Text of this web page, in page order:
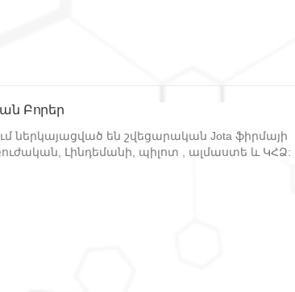
Բորեր
ներկայացված են շվեցարական Jota ֆիրմայի
Լինդեմանի, պիլոտ , ալմաստե և ԿՀՁ: